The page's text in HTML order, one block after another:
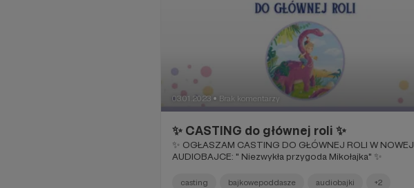
03.01.2023 ● Brak komentarzy
✨ CASTING do głównej roli ✨
✨ OGŁASZAM CASTING DO GŁÓWNEJ ROLI W NOWEJ
AUDIOBAJCE: " Niezwykła przygoda Mikołajka" ✨
casting bajkowepoddasze audiobajki +2